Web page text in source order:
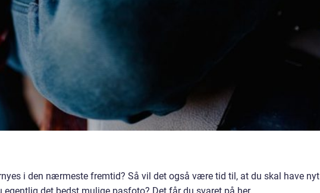
i den nærmeste fremtid? Så vil det også være tid til, at du skal have nyt